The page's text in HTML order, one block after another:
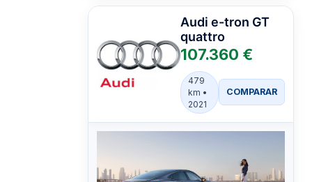
Audi e-tron GT
quattro
107.360 €
479
km •
2021
COMPARAR